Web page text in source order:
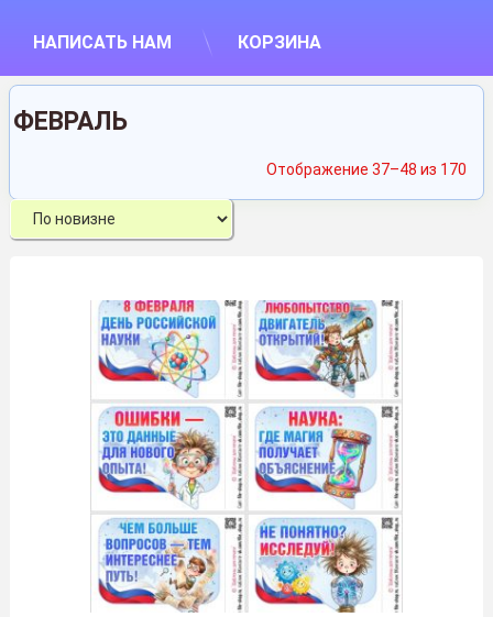
НАПИСАТЬ НАМ КОРЗИНА
ФЕВРАЛЬ
Отображение 37–48 из 170